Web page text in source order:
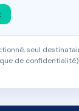
seul
de confidentialité).